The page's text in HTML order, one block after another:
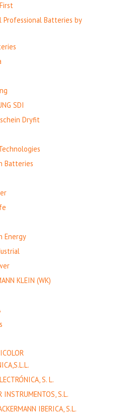
Professional Batteries by
SDI
Dryfit
Batteries
Energy
KLEIN (WK)
S. L.
INSTRUMENTOS, S.L.
IBERICA, S.L.